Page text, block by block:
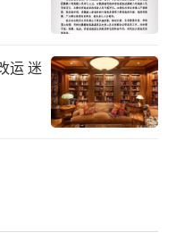
运 迷